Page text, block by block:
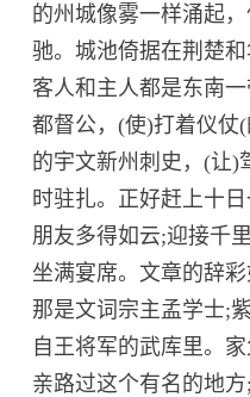
的州城像雾一样涌起
驰。城池倚据在荆楚
客人和主人都是东南
都督公，(使)打着仪仗
的宇文新州刺史，(让)
时驻扎。正好赶上十
朋友多得如云;迎接千
坐满宴席。文章的辞
那是文词宗主孟学士;
自王将军的武库里。
亲路过这个有名的地